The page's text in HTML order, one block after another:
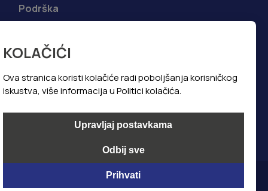
KOLAČIĆI
Ova stranica koristi kolačiće radi poboljšanja korisničkog
iskustva, više informacija u Politici kolačića.
Upravljaj postavkama
Odbij sve
Prihvati
Podrška
Kako do informacija
Najčešća pitanja i odgovori
Politika privatnosti
Politika kolačića
@ All Copyright 2024, Foto Art